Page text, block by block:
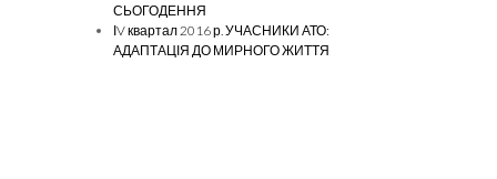
СЬОГОДЕННЯ
ІV квартал 2016 р. УЧАСНИКИ АТО:
АДАПТАЦІЯ ДО МИРНОГО ЖИТТЯ